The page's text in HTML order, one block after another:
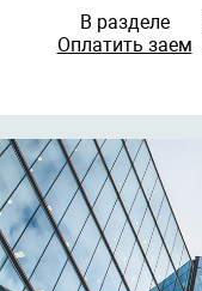
В разделе
Оплатить заем